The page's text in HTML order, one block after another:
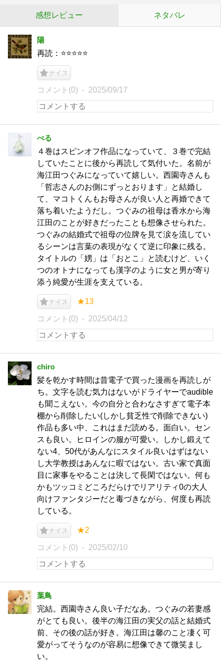
感想レビュー ネタバレ
陽
再読：⭐️⭐️⭐️⭐️⭐️
ナイス
コメント(0) 2025/09/17
べる
４巻はスピンオフ作品になっていて、３巻で完結
していたことに後から再読して気付いた。名前が
海江田つぐみになっていて嬉しい。西園寺さんも
「哲志さんのお側にずっとおります」と結婚し
て、マコトくんもお母さんが良い人と再婚できて
落ち着いたようだし。つぐみの祖母は香水から海
江田のことが好きだったことも想像させられた。
つぐみの結婚式で祖母の位牌を見て涙を流してい
るシーンは言葉の表現がなくて逆に印象に残る。
タイトルの「娚」は「おとこ」と読むけど、いく
つのオトナになっても漢字のように女と男が寄り
添う純愛が生涯を支えている。
ナイス ★13
コメント(0) 2025/04/12
chiro
髪を乾かす時間は昔電子で買った漫画を再読しが
ち。文字を読む気力はないがドライヤーでaudible
も聞こえない。今の自分と合わなさすぎて電子本
棚から削除したい(しかし貧乏性で削除できない)
作品も多い中、これはまだ読める。面白い。セン
スも良い。ヒロインの服が可愛い。しかし鍛えて
ない4、50代があんなにスタイル良いはずはない
し大学教授はあんなに暇ではない。古い家で真面
目に家事をやることは決して長閑ではない。何も
かもツッコミどころだらけでリアリティ0の大人
向けファンタジーだと毒づきながら、何度も再読
している。
ナイス ★2
コメント(0) 2025/02/10
葉鳥
完結。西園寺さん良い子だなあ。つぐみの若妻感
がとても良い。後半の海江田の実父の話と結婚式
前、その後の話が好き。海江田は馨のこと凄く可
愛がってそうなのが容易に想像できて微笑まし
い。